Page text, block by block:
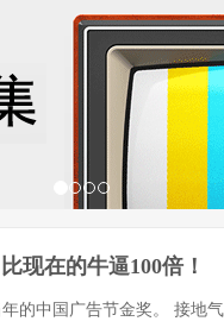
现在的牛逼100倍！
的中国广告节金奖。 接地